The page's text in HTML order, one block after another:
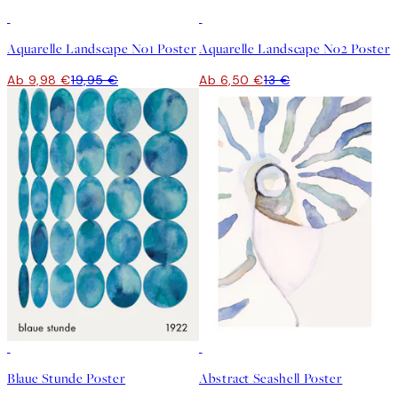
Aquarelle Landscape No1 Poster
Ab 9,98 €19,95 €
Aquarelle Landscape No2 Poster
Ab 6,50 €13 €
Blaue Stunde Poster Abstract Seashell Poster